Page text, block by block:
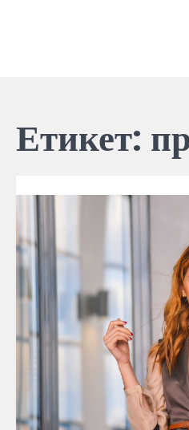
Етикет: